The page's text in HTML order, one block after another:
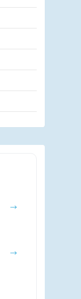
→
→